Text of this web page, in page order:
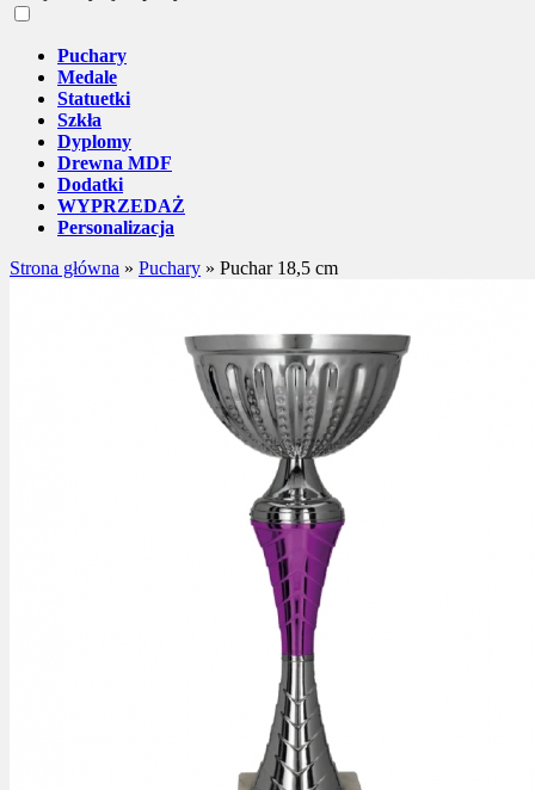
Puchary
Medale
Statuetki
Szkła
Dyplomy
Drewna MDF
Dodatki
WYPRZEDAŻ
Personalizacja
Strona główna » Puchary » Puchar 18,5 cm